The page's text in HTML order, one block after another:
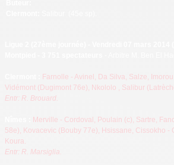
Farnolle - Avinel, Da Silva, Salze,
Vidémont (Dugimont 76e), Nkololo , Salibur
Entr: R. Brouard.
Merville - Cordoval, Poulain (c), Sartre,
58e), Kovacevic (Bouby 77e), Hsissane, Cissokho -
Koura.
Entr: R. Marsiglia.